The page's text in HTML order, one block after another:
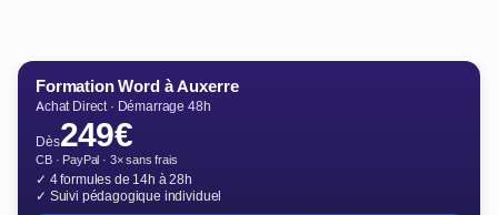
Formation Word à Auxerre
Achat Direct · Démarrage 48h
Dès249€
CB · PayPal · 3× sans frais
✓ 4 formules de 14h à 28h
✓ Suivi pédagogique individuel